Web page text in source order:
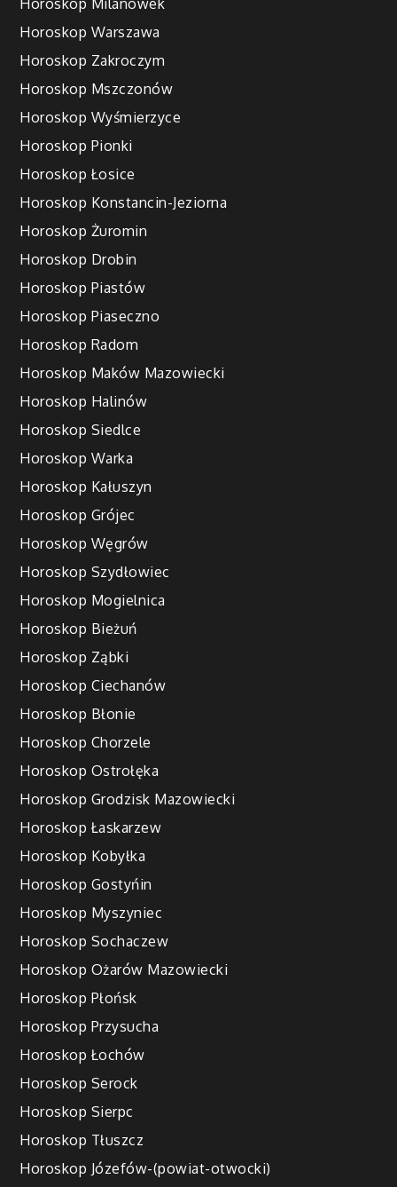
Horoskop Milanówek
Horoskop Warszawa
Horoskop Zakroczym
Horoskop Mszczonów
Horoskop Wyśmierzyce
Horoskop Pionki
Horoskop Łosice
Horoskop Konstancin-Jeziorna
Horoskop Żuromin
Horoskop Drobin
Horoskop Piastów
Horoskop Piaseczno
Horoskop Radom
Horoskop Maków Mazowiecki
Horoskop Halinów
Horoskop Siedlce
Horoskop Warka
Horoskop Kałuszyn
Horoskop Grójec
Horoskop Węgrów
Horoskop Szydłowiec
Horoskop Mogielnica
Horoskop Bieżuń
Horoskop Ząbki
Horoskop Ciechanów
Horoskop Błonie
Horoskop Chorzele
Horoskop Ostrołęka
Horoskop Grodzisk Mazowiecki
Horoskop Łaskarzew
Horoskop Kobyłka
Horoskop Gostyńin
Horoskop Myszyniec
Horoskop Sochaczew
Horoskop Ożarów Mazowiecki
Horoskop Płońsk
Horoskop Przysucha
Horoskop Łochów
Horoskop Serock
Horoskop Sierpc
Horoskop Tłuszcz
Horoskop Józefów-(powiat-otwocki)